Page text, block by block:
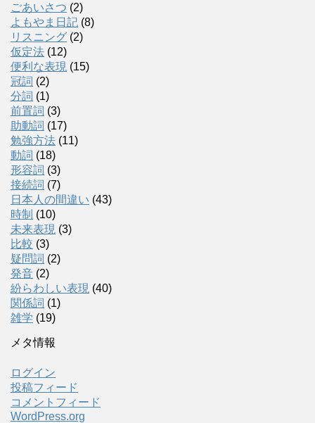
ごあいさつ (2)
よもやま日記 (8)
リスニング (2)
仮定法 (12)
便利な表現 (15)
冠詞 (2)
分詞 (1)
前置詞 (3)
助動詞 (17)
勉強方法 (11)
動詞 (18)
形容詞 (3)
接続詞 (7)
日本人の間違い (43)
時制 (10)
未来表現 (3)
比較 (3)
疑問詞 (2)
発音 (2)
紛らわしい表現 (40)
関係詞 (1)
雑学 (19)
メタ情報
ログイン
投稿フィード
コメントフィード
WordPress.org